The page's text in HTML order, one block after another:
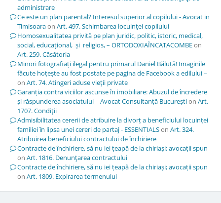
administrare
Ce este un plan parental? Interesul superior al copilului - Avocat in
Timisoaraon Art. 497. Schimbarea locuinţei copilului
Homosexualitatea privită pe plan juridic, politic, istoric, medical,
social, educațional, și religios, – ORTODOXIAÎNCATACOMBEon
Art. 259. Căsătoria
Minori fotografiați ilegal pentru primarul Daniel Băluță! Imaginile
făcute hoțește au fost postate pe pagina de Facebook a edilului –
on Art. 74. Atingeri aduse vieţii private
Garanția contra viciilor ascunse în imobiliare: Abuzul de încredere
și răspunderea asociatului – Avocat Consultanță Bucureștion Art.
1707. Condiţii
Admisibilitatea cererii de atribuire la divorț a beneficiului locuinței
familiei în lipsa unei cereri de partaj - ESSENTIALSon Art. 324.
Atribuirea beneficiului contractului de închiriere
Contracte de închiriere, să nu iei țeapă de la chiriași; avocații spun
on Art. 1816. Denunţarea contractului
Contracte de închiriere, să nu iei țeapă de la chiriași; avocații spun
on Art. 1809. Expirarea termenului